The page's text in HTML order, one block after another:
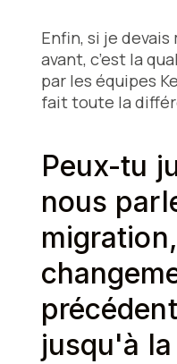
Enfin, si je
avant, c’est la
par les équipes
fait toute la
Peux-tu
nous
jusqu'à